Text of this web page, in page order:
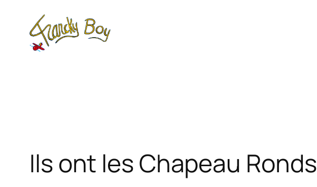
contenu
Ils ont les Chapeau Ronds